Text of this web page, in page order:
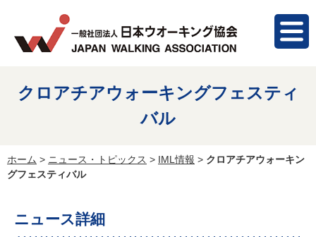
クロアチアウォーキングフェスティ
バル
ホーム > ニュース・トピックス > IML情報 > クロアチアウォーキン
グフェスティバル
ニュース詳細